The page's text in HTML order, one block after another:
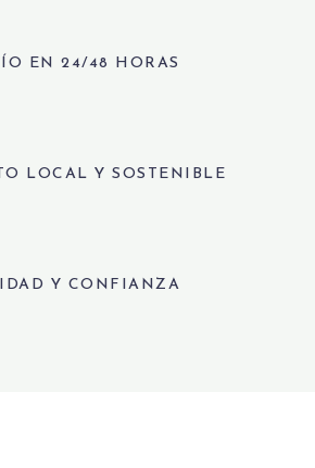
EN 24/48 HORAS
LOCAL Y SOSTENIBLE
Y CONFIANZA